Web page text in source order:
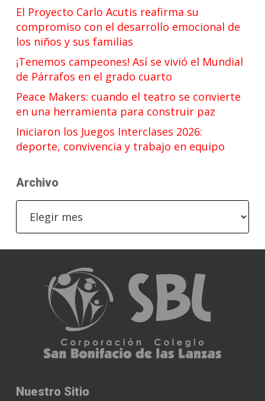
El Proyecto Carlo Acutis reafirma su
compromiso con el desarrollo emocional de
los niños y sus familias
¡Tenemos campeones! Así se vivió el Mundial
de Párrafos en el grado cuarto
Peace Makers: cuando el teatro se convierte
en una herramienta para construir paz
Iniciaron los Juegos Interclases 2026:
deporte, convivencia y trabajo en equipo
Archivo
Nuestro Sitio